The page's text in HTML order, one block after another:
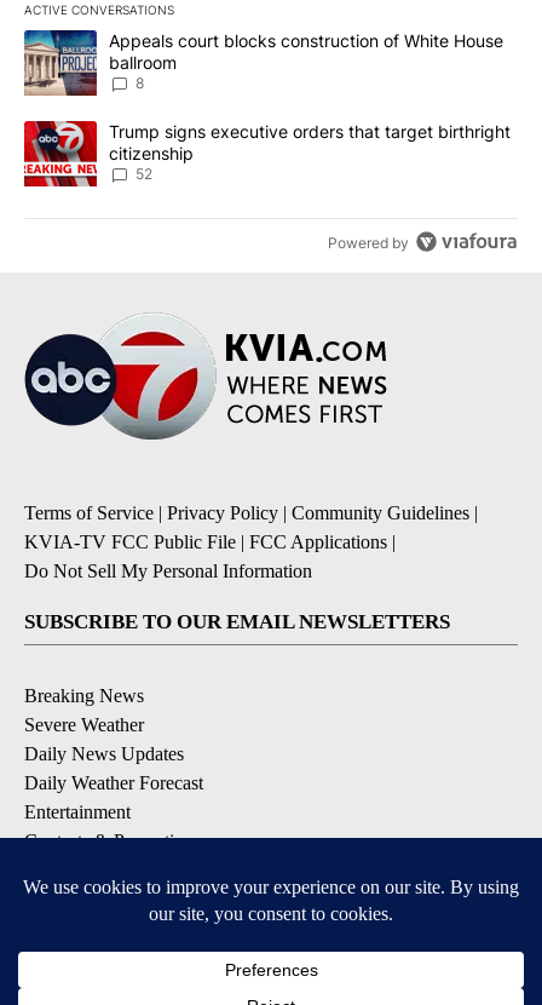
ACTIVE CONVERSATIONS
The following is a list of the most commented articles in the last
A trending article titled "Appeals court blocks construction of
Appeals court blocks construction of White House
ballroom
8
A trending article titled "Trump signs executive orders that
Trump signs executive orders that target birthright
citizenship
52
Powered by
Terms of Service | Privacy Policy | Community Guidelines |
KVIA-TV FCC Public File | FCC Applications |
Do Not Sell My Personal Information
SUBSCRIBE TO OUR EMAIL NEWSLETTERS
Breaking News
Severe Weather
Daily News Updates
Daily Weather Forecast
Entertainment
Contests & Promotions
DOWNLOAD OUR APPS
Available for iOS and Android